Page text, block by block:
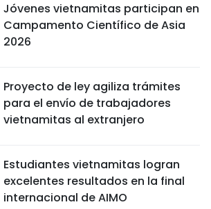
Jóvenes vietnamitas participan en
Campamento Científico de Asia
2026
Proyecto de ley agiliza trámites
para el envío de trabajadores
vietnamitas al extranjero
Estudiantes vietnamitas logran
excelentes resultados en la final
internacional de AIMO